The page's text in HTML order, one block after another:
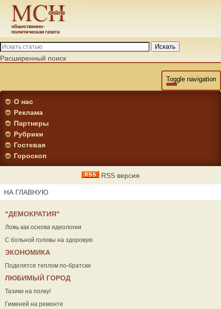
Искать
Расширенный поиск
Toggle navigation
О нас
Реклама
Партнеры
Рубрики
Гостевая
Гороскоп
RSS версия
НА ГЛАВНУЮ
"ДЕМОКРАТИЯ"
Ложь как основа идеологии
С больной головы на здоровую
ЭКОНОМИКА
Поделятся теплом по-братски
ЛЮБИМЫЙ ГОРОД
Тазики на полку!
Гименей на ремонте